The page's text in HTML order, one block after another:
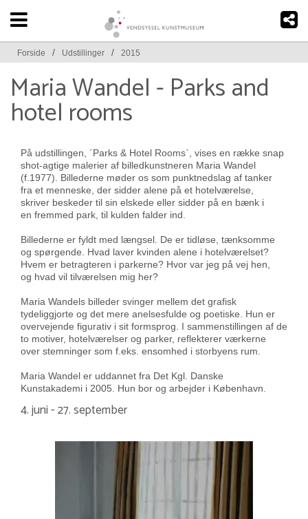
Forside / Udstillinger / 2015
Maria Wandel - Parks and
hotel rooms
På udstillingen, ´Parks & Hotel Rooms`, vises en række snap
shot-agtige malerier af billedkunstneren Maria Wandel
(f.1977). Billederne møder os som punktnedslag af tanker
fra et menneske, der sidder alene på et hotelværelse,
skriver beskeder til sin elskede eller sidder på en bænk i
en fremmed park, til kulden falder ind.
Billederne er fyldt med længsel. De er tidløse, tænksomme
og spørgende. Hvad laver kvinden alene i hotelværelset?
Hvem er betragteren i parkerne? Hvor var jeg på vej hen,
og hvad vil tilværelsen mig her?
Maria Wandels billeder svinger mellem det grafisk
tydeliggjorte og det mere anelsesfulde og poetiske. Hun er
overvejende figurativ i sit formsprog. I sammenstillingen af de
to motiver, hotelværelser og parker, reflekterer værkerne
over stemninger som f.eks. ensomhed i storbyens rum.
Maria Wandel er uddannet fra Det Kgl. Danske
Kunstakademi i 2005. Hun bor og arbejder i København.
4. juni - 27. september